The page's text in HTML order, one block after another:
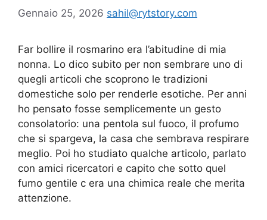
Gennaio 25, 2026 sahil@rytstory.com
Far bollire il rosmarino era l’abitudine di mia
nonna. Lo dico subito per non sembrare uno di
quegli articoli che scoprono le tradizioni
domestiche solo per renderle esotiche. Per anni
ho pensato fosse semplicemente un gesto
consolatorio: una pentola sul fuoco, il profumo
che si spargeva, la casa che sembrava respirare
meglio. Poi ho studiato qualche articolo, parlato
con amici ricercatori e capito che sotto quel
fumo gentile c era una chimica reale che merita
attenzione.